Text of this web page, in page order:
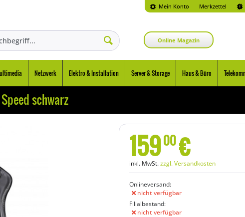
Mein Konto Merkzettel
Online Magazin
Netzwerk Elektro & Installation Server & Storage Haus & Büro
schwarz
15900€
inkl. MwSt.zzgl. Versandkosten
Onlineversand:
nicht verfügbar
Filialbestand:
nicht verfügbar